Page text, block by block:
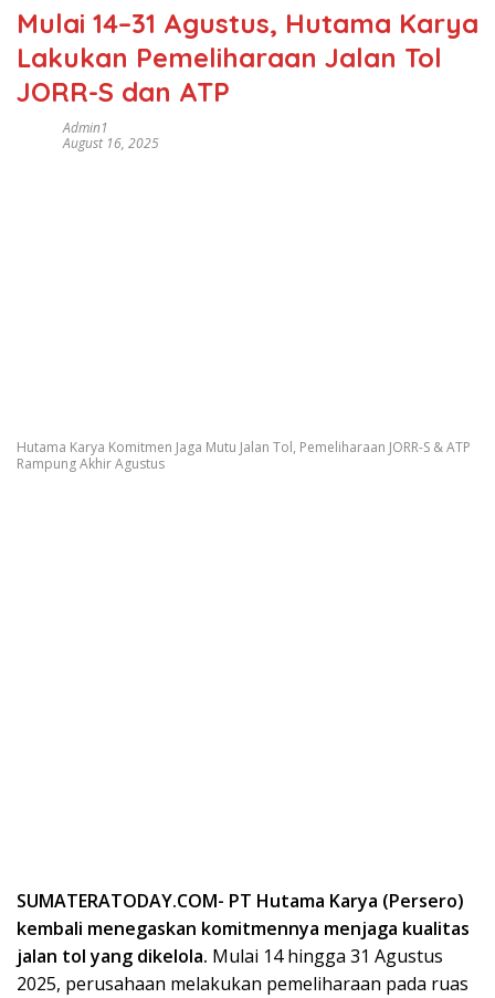
Mulai 14–31 Agustus, Hutama Karya
Lakukan Pemeliharaan Jalan Tol
JORR-S dan ATP
Admin1
August 16, 2025
Hutama Karya Komitmen Jaga Mutu Jalan Tol, Pemeliharaan JORR-S & ATP
Rampung Akhir Agustus
SUMATERATODAY.COM- PT Hutama Karya (Persero)
kembali menegaskan komitmennya menjaga kualitas
jalan tol yang dikelola. Mulai 14 hingga 31 Agustus
2025, perusahaan melakukan pemeliharaan pada ruas